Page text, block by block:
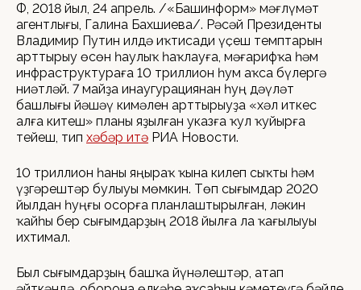
ӨФӨ, 2018 йыл, 24 апрель. /«Башинформ» мәғлүмәт
агентлығы, Галина Бахшиева/. Рәсәй Президенты
Владимир Путин илдә иҡтисади үҫеш темптарын
арттырыу өсөн һаулыҡ һаҡлауға, мәғарифҡа һәм
инфраструктураға 10 триллион һум аҡса бүлергә
ниәтләй. 7 майҙа инаугурациянан һуң дәүләт
башлығы йәшәү кимәлен арттырыуҙа «хәл иткес
алға китеш» планы яҙылған указға ҡул ҡуйырға
тейеш, тип хәбәр итә РИА Новости.
10 триллион һаны яңыраҡ ҡына килеп сыҡты һәм
үҙгәрештәр булыуы мөмкин. Төп сығымдар 2020
йылдан һуңғы осорға планлаштырылған, ләкин
ҡайһы бер сығымдарҙың 2018 йылға ла ҡағылыуы
ихтимал.
Был сығымдарҙың башҡа йүнәлештәр, атап